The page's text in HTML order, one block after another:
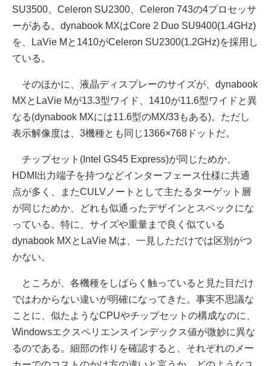
SU3500、Celeron SU2300、Celeron 743の4プロセッサ
ーがある。dynabook MXはCore 2 Duo SU9400(1.4GHz)
を、LaVie Mと1410がCeleron SU2300(1.2GHz)を採用し
ている。
そのほかに、液晶ディスプレーのサイズが、dynabook
MXとLaVie Mが13.3型ワイド、1410が11.6型ワイドと異
なる(dynabook MXには11.6型のMX/33もある)。ただし
表示解像度は、3機種とも同じ1366×768ドットだ。
チップセット(Intel GS45 Express)が同じためか、
HDMI出力端子を持つなどインターフェース仕様に共通
点が多く、またCULVノートとして主たるターゲット層
が同じためか、どれも似通ったデザインとスペックにな
っている。特に、サイズや重量まで良く似ている
dynabook MXとLaVie Mは、一見しただけでは区別がつ
かない。
ところが、各機種をしばらく触っていると見た目だけ
ではわからない違いが明確になってきた。事実不思議な
ことに、似たようなCPUやチップセットの構成なのに、
Windowsエクスペリエンスインデックス値が微妙に異な
るのである。細部の作りを確認すると、それぞれのメー